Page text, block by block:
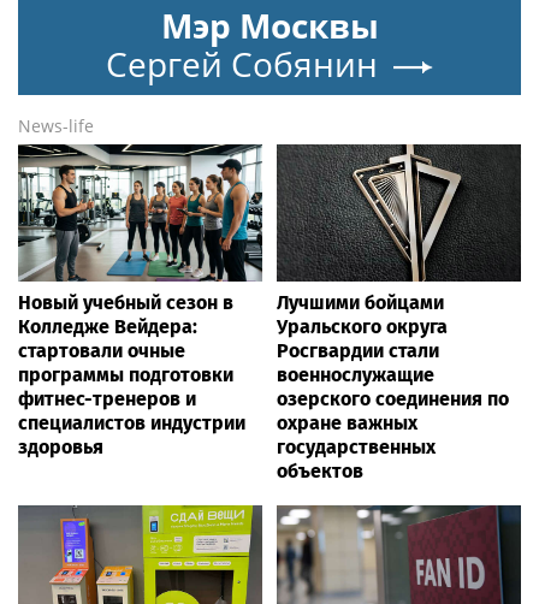
Мэр Москвы
Сергей Собянин
News-life
Новый учебный сезон в
Колледже Вейдера:
стартовали очные
программы подготовки
фитнес-тренеров и
специалистов индустрии
здоровья
Лучшими бойцами
Уральского округа
Росгвардии стали
военнослужащие
озерского соединения по
охране важных
государственных
объектов